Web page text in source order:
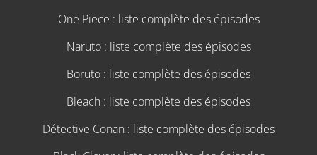
One Piece : liste complète des épisodes
Naruto : liste complète des épisodes
Boruto : liste complète des épisodes
Bleach : liste complète des épisodes
Détective Conan : liste complète des épisodes